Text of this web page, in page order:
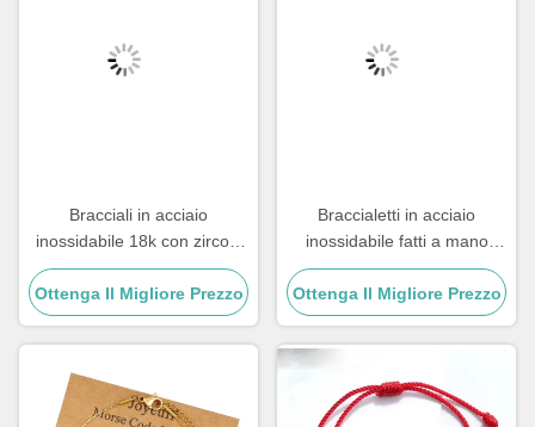
Bracciali in acciaio
inossidabile 18k con zirconi
di rame placcati oro e
diamanti da donna
Ottenga Il Migliore Prezzo
Braccialetti in acciaio
inossidabile fatti a mano
regalo per coppia maschile
braccialetto con perline in
pietra
Ottenga Il Migliore Prezzo